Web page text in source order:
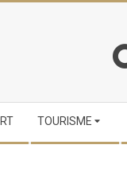
TOURISME